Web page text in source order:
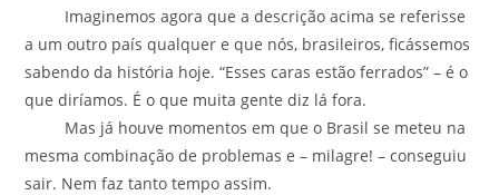
Imaginemos agora que a descrição acima se referisse
a um outro país qualquer e que nós, brasileiros, ficássemos
sabendo da história hoje. “Esses caras estão ferrados” – é o
que diríamos. É o que muita gente diz lá fora.
Mas já houve momentos em que o Brasil se meteu na
mesma combinação de problemas e – milagre! – conseguiu
sair. Nem faz tanto tempo assim.